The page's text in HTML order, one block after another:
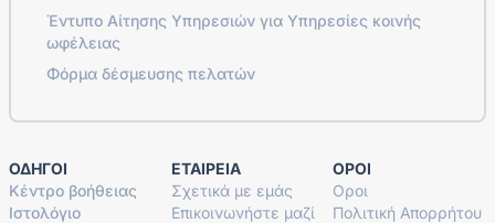
Έντυπο Αίτησης Υπηρεσιών για Υπηρεσίες κοινής
ωφέλειας
Φόρμα δέσμευσης πελατών
ΟΔΗΓΟΊ
Κέντρο βοήθειας
Ιστολόγιο
ΕΤΑΙΡΕΊΑ
Σχετικά με εμάς
Επικοινωνήστε μαζί
ΟΡΟΙ
Οροι
Πολιτική Απορρήτου